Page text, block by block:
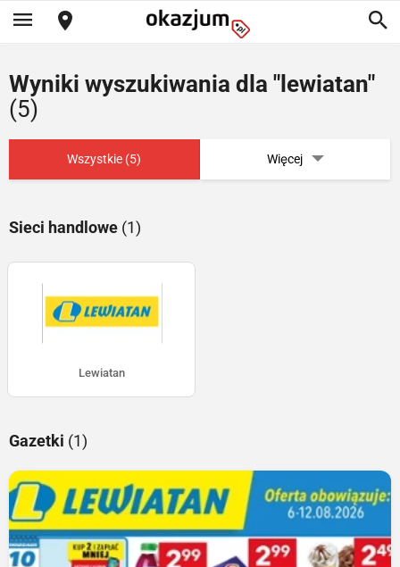
Wyniki wyszukiwania dla "lewiatan"
(5)
Wszystkie (5) Więcej
Sieci handlowe (1)
Lewiatan
Gazetki (1)